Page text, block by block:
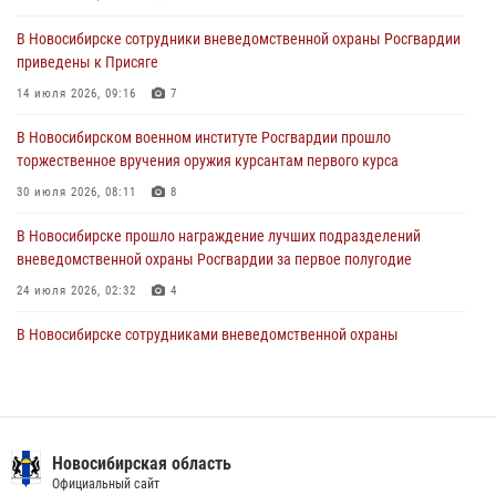
В Новосибирске военнослужащие отряда спецназа «Ермак»
Росгвардии провели занятия по беспарашютному десантированию
В Новосибирске военнослужащие Росгвардии почтили память детей
– жертв войны в Донбассе
В Новосибирске сотрудники вневедомственной охраны Росгвардии
приведены к Присяге
14 июля 2026, 09:16 7
В Новосибирском военном институте Росгвардии прошло
торжественное вручения оружия курсантам первого курса
30 июля 2026, 08:11 8
В Новосибирске прошло награждение лучших подразделений
вневедомственной охраны Росгвардии за первое полугодие
24 июля 2026, 02:32 4
В Новосибирске сотрудниками вневедомственной охраны
зачинщиков уличной драки
17 июля 2026, 07:24
Новосибирская область
Официальный сайт